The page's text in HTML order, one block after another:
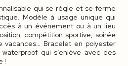
qui se règle et se ferme
Modèle à usage unique qui
à un événement ou à un lieu
compétition sportive, soirée
vacances… Bracelet en polyester
qui s’enlève avec des
!